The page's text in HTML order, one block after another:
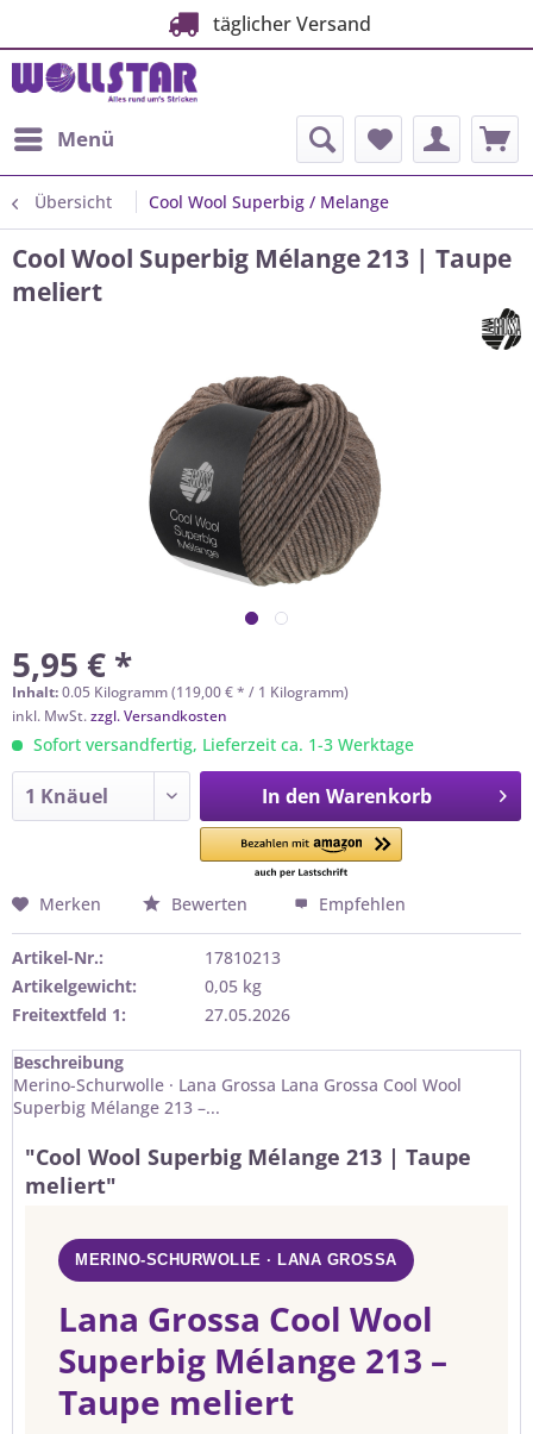
täglicher Versand
Menü
Übersicht Cool Wool Superbig / Melange
Cool Wool Superbig Mélange 213 | Taupe
meliert
5,95 € *
Inhalt:0.05 Kilogramm (119,00 € * / 1 Kilogramm)
inkl. MwSt.zzgl. Versandkosten
Sofort versandfertig, Lieferzeit ca. 1-3 Werktage
In den Warenkorb
Merken Bewerten Empfehlen
Artikel-Nr.:
17810213
Artikelgewicht:
0,05 kg
Freitextfeld 1:
27.05.2026
Beschreibung
Merino-Schurwolle · Lana Grossa Lana Grossa Cool Wool
Superbig Mélange 213 –...
"Cool Wool Superbig Mélange 213 | Taupe
meliert"
MERINO-SCHURWOLLE · LANA GROSSA
Lana Grossa Cool Wool
Superbig Mélange 213 –
Taupe meliert